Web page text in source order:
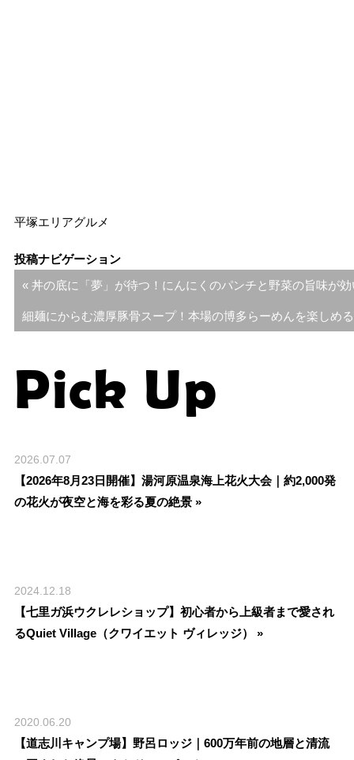
平塚エリアグルメ
投稿ナビゲーション
« 丼の底に「夢」が待つ！にんにくのパンチと野菜の旨味が
細麺にからむ濃厚豚骨スープ！本場の博多らーめんを楽しめ
Pick Up
2026.07.07
【2026年8月23日開催】湯河原温泉海上花火大会｜約2,000発
の花火が夜空と海を彩る夏の絶景 »
2024.12.18
【七里ガ浜ウクレレショップ】初心者から上級者まで愛され
るQuiet Village（クワイエット ヴィレッジ） »
2020.06.20
【道志川キャンプ場】野呂ロッジ｜600万年前の地層と清流